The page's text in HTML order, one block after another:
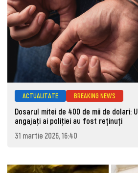
ACTUALITATE BREAKING NEWS
Dosarul mitei de 400 de mii de dolari:
angajați ai poliției au fost reținuți
31 martie 2026, 16:40